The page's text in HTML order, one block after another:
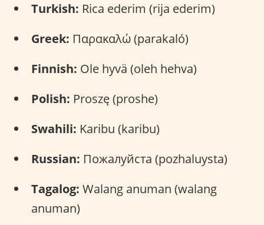
Turkish: Rica ederim (rija ederim)
Greek: Παρακαλώ (parakaló)
Finnish: Ole hyvä (oleh hehva)
Polish: Proszę (proshe)
Swahili: Karibu (karibu)
Russian: Пожалуйста (pozhaluysta)
Tagalog: Walang anuman (walang
anuman)